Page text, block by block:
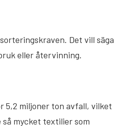
Det vill säga
eller återvinning.
5,2 miljoner ton avfall, vilket
mycket textilier som